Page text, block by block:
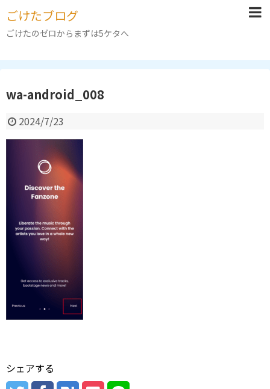
ごけたブログ
ごけたのゼロからまずは5ケタへ
wa-android_008
2024/7/23
シェアする